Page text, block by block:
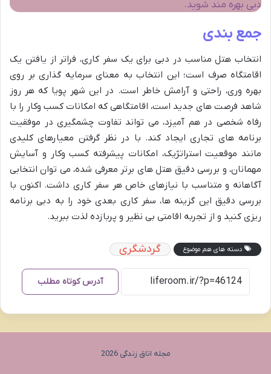
دبی بهره مند شوید.
جمع بندی
انتخاب هتل مناسب در دبی برای یک سفر کاری، فراتر از یافتن یک
اقامتگاه صرف است؛ این انتخاب به معنای سرمایه گذاری بر روی
بهره وری، راحتی و آرامش خاطر است. در این شهر پویا که هر روز
شاهد فرصت های جدید است، اقامتگاهی که امکانات کسب وکار را با
رفاه شخصی در هم آمیزد، می تواند تفاوت چشمگیری در موفقیت
برنامه های تجاری ایجاد کند. با در نظر گرفتن معیارهای کلیدی
مانند موقعیت استراتژیک، امکانات پیشرفته کسب وکار و آسایش
مهمانان، و بررسی دقیق هتل های برتر معرفی شده، می توان انتخابی
آگاهانه و متناسب با نیازهای خاص هر سفر کاری داشت. اکنون با
بررسی دقیق این گزینه ها، سفر کاری بعدی خود را به دبی برنامه
ریزی کنید و از تجربه اقامتی بی نظیر و پربازده لذت ببرید.
دسته های هم موضوع گردشگری
آدرس کوتاه مطلب
مجله اتاق زندگی 2026